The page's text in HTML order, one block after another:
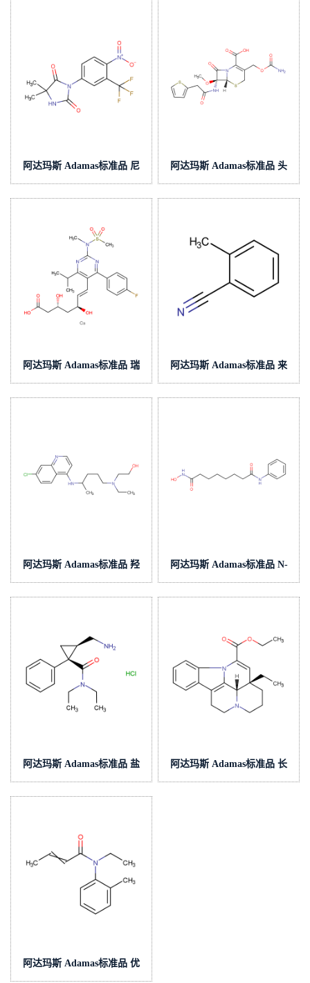
阿达玛斯 Adamas标准品 尼
鲁米特,cas号:63612-50-0,货
阿达玛斯 Adamas标准品 头
孢西丁,cas号:35607-66-0,货
阿达玛斯 Adamas标准品 瑞
舒伐他汀钙,cas号:147098-20-
阿达玛斯 Adamas标准品 来
曲唑杂质3,cas号:529-19-1,货
阿达玛斯 Adamas标准品 羟
基氯喹,cas号:118-42-3,货
阿达玛斯 Adamas标准品 N-
羟基-N-苯基辛二酰胺,cas
阿达玛斯 Adamas标准品 盐
酸米那普仑,cas号:101152-94-
阿达玛斯 Adamas标准品 长
春西丁,cas号:42971-09-5,货
阿达玛斯 Adamas标准品 优